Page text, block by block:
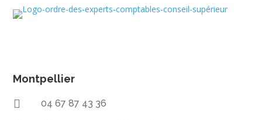
Montpellier
 04 67 87 43 36